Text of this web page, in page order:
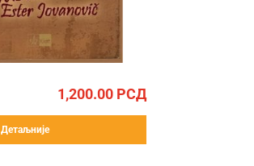
1,200.00 РСД
Детаљније